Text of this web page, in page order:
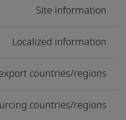
Site information
Localized information
countries/regions
countries/regions